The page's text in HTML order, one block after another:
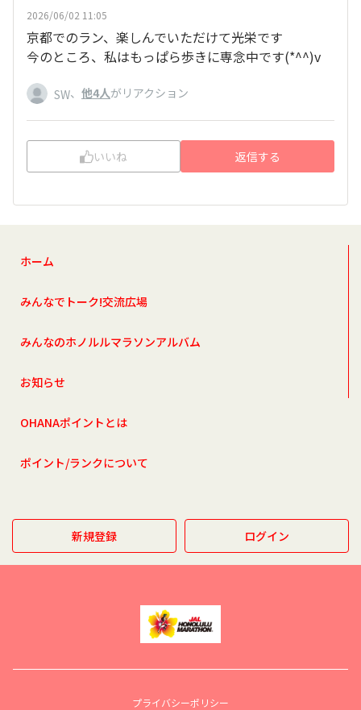
2026/06/02 11:05
京都でのラン、楽しんでいただけて光栄です
今のところ、私はもっぱら歩きに専念中です(*^^)v
SW、 他4人がリアクション
いいね 返信する
ホーム
みんなでトーク!交流広場
みんなのホノルルマラソンアルバム
お知らせ
OHANAポイントとは
ポイント/ランクについて
新規登録 ログイン
プライバシーポリシー